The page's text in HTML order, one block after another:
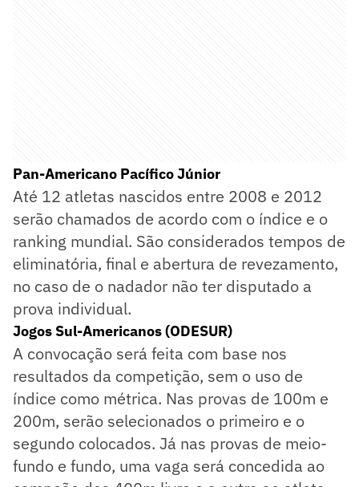
Pan-Americano Pacífico Júnior
Até 12 atletas nascidos entre 2008 e 2012
serão chamados de acordo com o índice e o
ranking mundial. São considerados tempos de
eliminatória, final e abertura de revezamento,
no caso de o nadador não ter disputado a
prova individual.
Jogos Sul-Americanos (ODESUR)
A convocação será feita com base nos
resultados da competição, sem o uso de
índice como métrica. Nas provas de 100m e
200m, serão selecionados o primeiro e o
segundo colocados. Já nas provas de meio-
fundo e fundo, uma vaga será concedida ao